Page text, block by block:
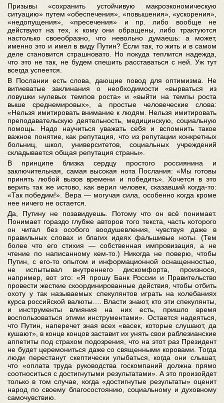
Призывы «сохранить устойчивую макроэкономическую
ситуацию» путем «обеспечения», «повышения», «ускорения»,
«недопущения», «пресечения» и пр. либо вообще не
действуют на тех, к кому они обращены, либо трактуются
настолько своеобразно, что невольно думаешь: а может,
именно это и имел в виду Путин? Если так, то жить и в самом
деле становится страшновато. Но покуда теплится надежда,
что это не так, не будем спешить расставаться с ней. Уж тут
всегда успеется.
В Послании есть слова, дающие повод для оптимизма. Не
витиеватые заклинания о необходимости «вырваться из
ловушки нулевых темпов роста» и «выйти на темпы роста
выше среднемировых», а простые человеческие слова:
«Нельзя имитировать внимание к людям. Нельзя имитировать
преподавательскую деятельность, медицинскую, социальную
помощь. Надо научиться уважать себя и вспомнить такое
важное понятие, как репутация, что из репутации конкретных
больниц, школ, университетов, социальных учреждений
складывается общая репутация страны».
В принципе близка сердцу простого россиянина и
заключительная, самая высокая нота Послания: «Мы готовы
принять любой вызов времени и победить». Хочется в это
верить так же истово, как верил человек, сказавший когда-то:
«Так победим!». Вера — могучая сила, особенно когда кроме
нее ничего не остается.
Да, Путину не позавидуешь. Потому что он всё понимает.
Понимает гораздо глубже авторов того текста, часть которого
он читал без особого воодушевления, чувствуя даже в
правильных словах и благих идеях фальшивые ноты. (Тем
более что его стихия — собственная импровизация, а не
чтение по написанному кем-то.) Никогда не поверю, чтобы
Путин, с его-то опытом и информационной оснащенностью,
не испытывал внутреннего дискомфорта, произнося,
например, вот это: «Я прошу Банк России и Правительство
провести жесткие скоординированные действия, чтобы отбить
охоту у так называемых спекулянтов играть на колебаниях
курса российской валюты…. Власти знают, кто эти спекулянты,
и инструменты влияния на них есть, пришло время
воспользоваться этими инструментами». Остается надеяться,
что Путин, наперечет зная всех «васек, которые слушают, да
кушают», в конце концов заставит их унять свои раблезианские
аппетиты под страхом подозрения, что на этот раз Президент
не будет церемониться даже со священными коровами. Тогда
люди перестанут скептически улыбаться, когда они слышат,
что «оплата труда руководства госкомпаний должна прямо
соотноситься с достигнутыми результатами». А это произойдет
только в том случае, когда «достигнутые результаты» оценит
народ по своему благосостоянию, социальному и духовному
самочувствию.